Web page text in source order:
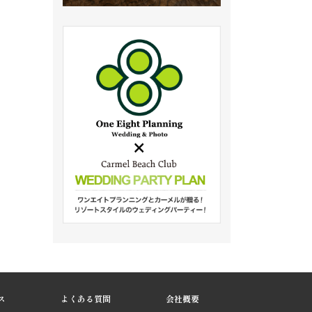
よくある質問 会社概要